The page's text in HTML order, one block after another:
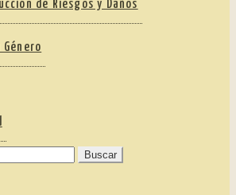
de Riesgos y Daños